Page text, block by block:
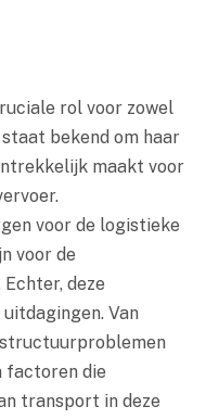
rol voor zowel
bekend om haar
maakt voor
voor de logistieke
voor de
deze
Van
factoren die
transport in deze